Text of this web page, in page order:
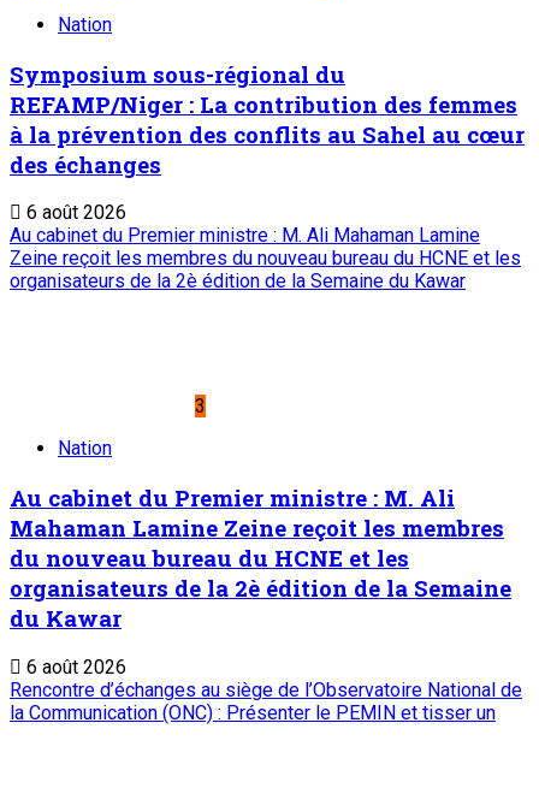
Nation
Symposium sous-régional du
REFAMP/Niger : La contribution des femmes
à la prévention des conflits au Sahel au cœur
des échanges
6 août 2026
Au cabinet du Premier ministre : M. Ali Mahaman Lamine
Zeine reçoit les membres du nouveau bureau du HCNE et les
organisateurs de la 2è édition de la Semaine du Kawar
3
Nation
Au cabinet du Premier ministre : M. Ali
Mahaman Lamine Zeine reçoit les membres
du nouveau bureau du HCNE et les
organisateurs de la 2è édition de la Semaine
du Kawar
6 août 2026
Rencontre d’échanges au siège de l’Observatoire National de
la Communication (ONC) : Présenter le PEMIN et tisser un